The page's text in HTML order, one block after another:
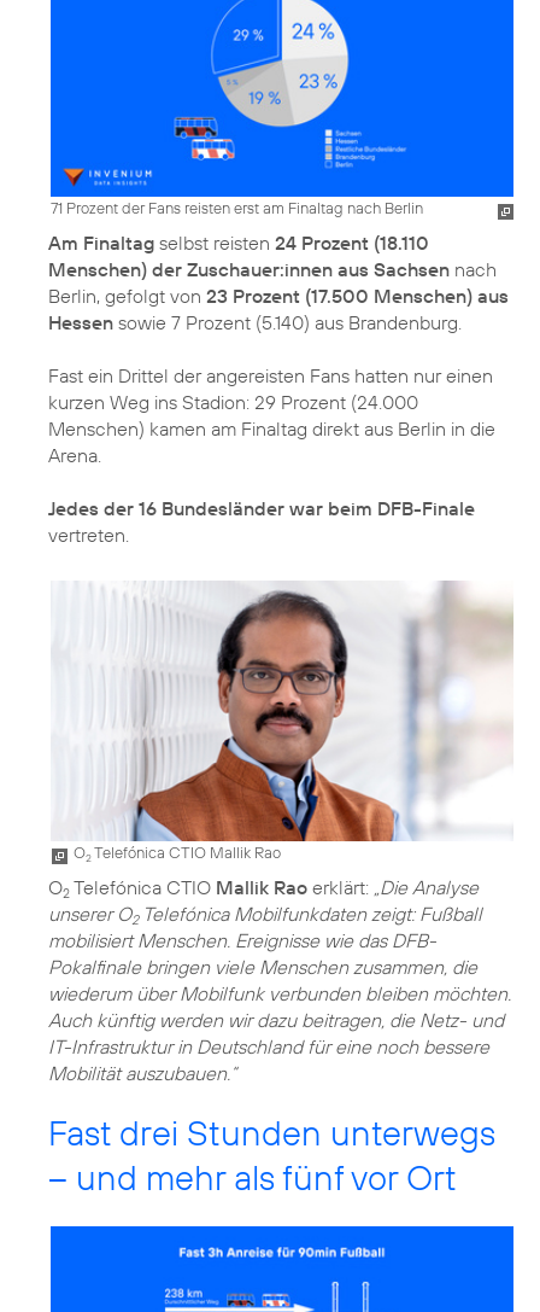
71 Prozent der Fans reisten erst am Finaltag nach Berlin
Am Finaltag selbst reisten 24 Prozent (18.110
Menschen) der Zuschauer:innen aus Sachsen nach
Berlin, gefolgt von 23 Prozent (17.500 Menschen) aus
Hessen sowie 7 Prozent (5.140) aus Brandenburg.
Fast ein Drittel der angereisten Fans hatten nur einen
kurzen Weg ins Stadion: 29 Prozent (24.000
Menschen) kamen am Finaltag direkt aus Berlin in die
Arena.
Jedes der 16 Bundesländer war beim DFB-Finale
vertreten.
O2Telefónica CTIO Mallik Rao
O2 Telefónica CTIO Mallik Rao erklärt: „Die Analyse
unserer O2Telefónica Mobilfunkdaten zeigt: Fußball
mobilisiert Menschen. Ereignisse wie das DFB-
Pokalfinale bringen viele Menschen zusammen, die
wiederum über Mobilfunk verbunden bleiben möchten.
Auch künftig werden wir dazu beitragen, die Netz- und
IT-Infrastruktur in Deutschland für eine noch bessere
Mobilität auszubauen.“
Fast drei Stunden unterwegs
– und mehr als fünf vor Ort